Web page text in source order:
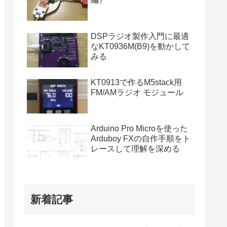
DSPラジオ製作入門に最適
なKT0936M(B9)を動かして
みる
KT0913で作るM5stack用
FM/AMラジオ モジュール
Arduino Pro Microを使った
Arduboy FXの自作手順をト
レースして理解を深める
新着記事